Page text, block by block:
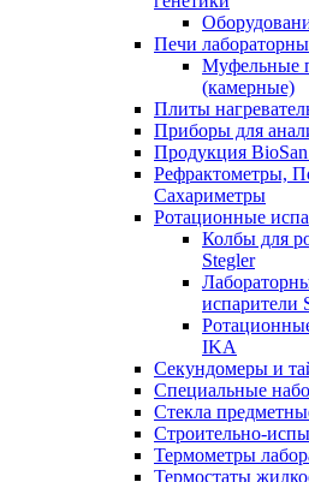
Печи
Муфельные
(камерные)
Плиты
Приборы для
Продукция
Рефрактометры,
Сахариметры
Ротационные
Колбы для
Stegler
испарители
IKA
Секундомеры и
Специальные
Стекла
Строительно-
Термометры
Термостаты